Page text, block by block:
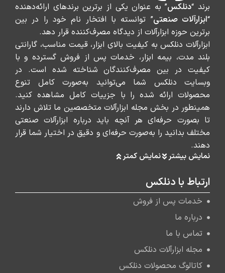
برند “دنلکس” به عنوان یکی از برترین برندهای ارائه‌دهنده
“ابزارآلات صنعتی” توانسته با افتخار نام خود را در بین
برترین حوزه ابزارآلات از دیدگاه مصرف‌کننده قرار دهد.
ابزارآلات دنلکس به کیفیت بالای ابزار، قیمت مناسب، گارانتی
بلند مدت، بیمه ابزار، خدمات پس از فروش گسترده و با
کیفیت در بین مصرف‌کنندگان شناخته شده است. در
وبسایت دنلکس شما می‌توانید به‌صورت کامل تنوع
محصولات ارائه شده را با جزییات کامل مشاهده کنید.
همینطور در بخش مجله ابزارآلات متخصصین ما تلاش دارند
تا بصورت حرفه‌ای هر آنچه باید درباره ابزارآلات صنعتی
مختلف بدانید را به‌صورت حرفه‌ای و دقیق در اختیار شما قرار
دهند.
نمایش بیشتر نمایش کمتر
ارتباط با دنلکس
خدمات پس از فروش
درباره ما
تماس با ما
مجله ابزارآلات دنلکس
کاتالوگ محصولات دنلکس